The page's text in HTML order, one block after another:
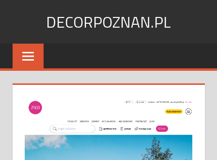
DECORPOZNAN.PL